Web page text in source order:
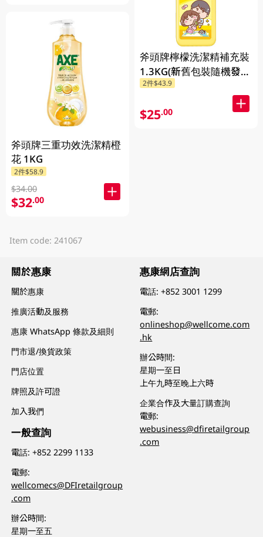
斧頭牌三重功效洗潔精橙
花 1KG
2件$58.9
$34.00
$32.00
斧頭牌檸檬洗潔精補充裝
1.3KG(新舊包裝隨機發
送)
2件$43.9
$25.00
Item code: 241067
關於惠康
關於惠康
推廣活動及服務
惠康 WhatsApp 條款及細則
門市退/換貨政策
門店位置
牌照及許可證
加入我們
一般查詢
電話:+852 2299 1133
電郵:
wellcomecs@DFIretailgroup
.com
辦公時間:
星期一至五
惠康網店查詢
電話:+852 3001 1299
電郵:
onlineshop@wellcome.com
.hk
辦公時間:
星期一至日
上午九時至晚上六時
企業合作及大量訂購查詢
電郵:
webusiness@dfiretailgroup
.com